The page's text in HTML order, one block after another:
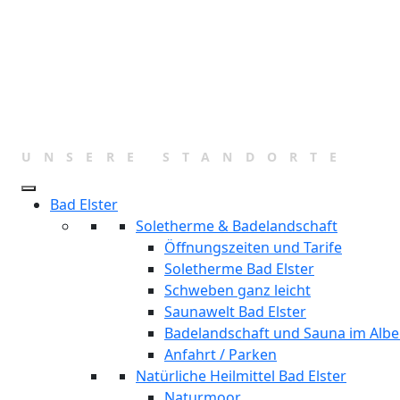
UNSERE STANDORTE
Bad Elster
Soletherme & Badelandschaft
Öffnungszeiten und Tarife
Soletherme Bad Elster
Schweben ganz leicht
Saunawelt Bad Elster
Badelandschaft und Sauna im
Anfahrt / Parken
Natürliche Heilmittel Bad Elster